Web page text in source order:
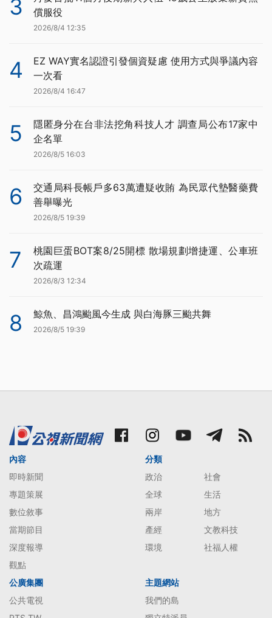
3
償服役
2026/8/4 12:35
4
EZ WAY實名認證引發個資疑慮 使用方式與爭議內容
一次看
2026/8/4 16:47
5
隱匿身分在台非法挖角科技人才 調查局公布17家中
企名單
2026/8/5 16:03
6
交通局科長帳戶多63萬遭疑收賄 為民眾代墊醫藥費
善舉曝光
2026/8/5 19:39
7
桃園巨蛋BOT案8/25開標 散場規劃增捷運、公車班
次疏運
2026/8/3 12:34
8 鯨魚、昌鴻颱風今生成 與白海豚三颱共舞
2026/8/5 19:39
內容
即時新聞
專題策展
數位敘事
當期節目
深度報導
觀點
分類
政治
社會
全球
生活
兩岸
地方
產經
文教科技
環境
社福人權
公廣集團
公共電視
主題網站
我們的島